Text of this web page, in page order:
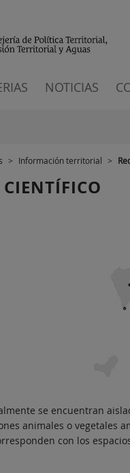
NOTICIAS
> Información territorial >
se encuentran
animales o vegetales
con los